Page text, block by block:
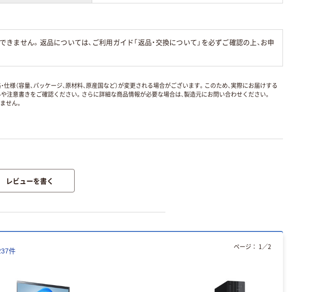
ません。返品については、ご利用ガイド「返品・交換について」を必ずご確認の上、お申
（容量、パッケージ、原材料、原産国など）が変更される場合がございます。このため、実際にお届けする
意書きをご確認ください。さらに詳細な商品情報が必要な場合は、製造元にお問い合わせください。
せん。
レビューを書く
件
ページ： 1 ／2